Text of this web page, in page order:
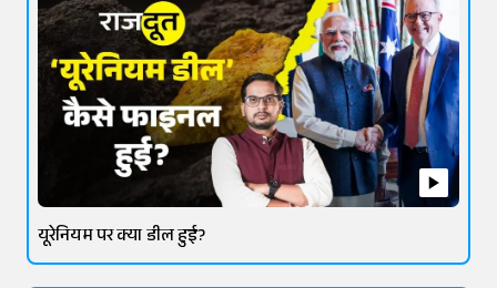
यूरेनियम पर क्या डील हुई?